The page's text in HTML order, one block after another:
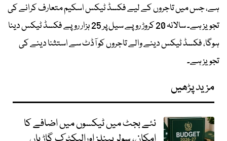
ہے، جس میں تاجروں کے لیے فکسڈ ٹیکس اسکیم متعارف کرانے کی
تجویز ہے۔ سالانہ 20 کروڑ روپے سیل پر 25 ہزار روپے فکسڈ ٹیکس دینا
ہوگا، فکسڈ ٹیکس دینے والے تاجروں کو آڈٹ سے استثنا دینے کی
تجویز ہے۔
مزید پڑھیں
نئے بجٹ میں ٹیکسوں میں اضافے کا